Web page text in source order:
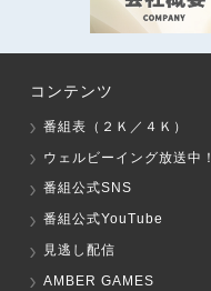
コンテンツ
番組表（２Ｋ／４Ｋ）
ウェルビーイング放送中！
番組公式SNS
番組公式YouTube
見逃し配信
AMBER GAMES